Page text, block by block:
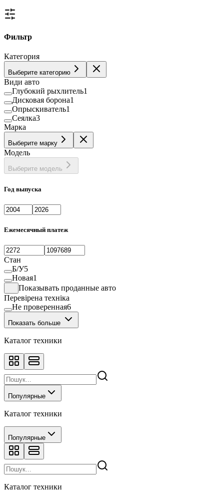
Фильтр
Категория
Выберите категорию
Види авто
Глубокий рыхлитель1
Дисковая борона1
Опрыскиватель1
Сеялка3
Марка
Выберите марку
Модель
Выберите модель
Год выпуска
Ежемесячный платеж
Стан
Б/У5
Новая1
Показывать проданные авто
Перевірена техніка
Не проверенная6
Показать больше
Каталог техники
Популярные
Каталог техники
Популярные
Каталог техники